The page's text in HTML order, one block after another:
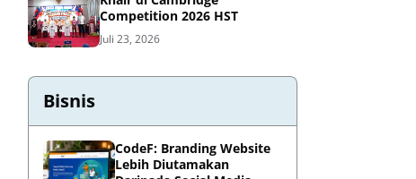
Competition 2026 HST
Juli 23, 2026
Bisnis
CodeF: Branding Website
Lebih Diutamakan